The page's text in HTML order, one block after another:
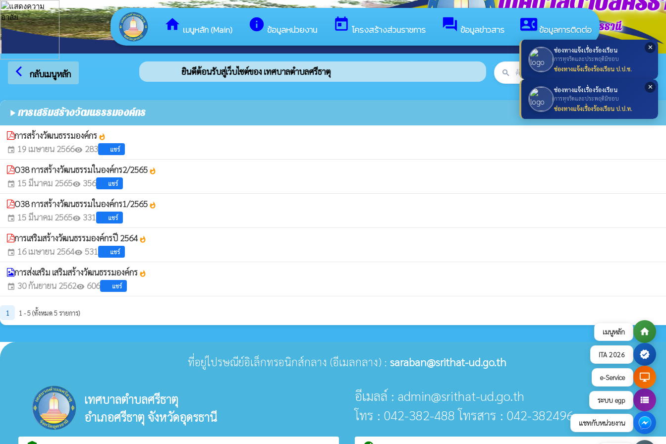
เมนูหลัก home
ITA 2026 verified
e-Service desktop_windows
ระบบ egp view_list
แชทกับหน่วยงาน
✕
ช่องทางแจ้งเรื่องร้องเรียน
การทุจริตและประพฤติมิชอบ
ช่องทางแจ้งเรื่องร้องเรียน ป.ป.ช.
✕
ช่องทางแจ้งเรื่องร้องเรียน
การทุจริตและประพฤติมิชอบ
ช่องทางแจ้งเรื่องร้องเรียน ป.ป.ท.
home เมนูหลัก (Main) info ข้อมูลหน่วยงาน today โครงสร้างส่วนราชการ forum ข้อมูลข่าวสาร contact_phoneข้อมูลการติดต่อ
อำเภอศรีธาตุ จังหวัดอุดรธานี
arrow_back_ios กลับเมนูหลัก ยินดีต้อนรับสู่เว็บไซต์ของ เทศบาลตำบลศรีธาตุ search searchค้นหา
play_arrow การเสริมสร้างวัฒนธรรมองค์กร
การสร้างวัฒนธรรมองค์กร whatshot
event 19 เมษายน 2566visibility 283 แชร์
O38 การสร้างวัฒนธรรมในองค์กร2/2565 whatshot
event 15 มีนาคม 2565visibility 356 แชร์
O38 การสร้างวัฒนธรรมในองค์กร1/2565 whatshot
event 15 มีนาคม 2565visibility 331 แชร์
การเสริมสร้างวัฒนธรรมองค์กรปี 2564 whatshot
event 16 เมษายน 2564visibility 531 แชร์
การส่งเสริม เสริมสร้างวัฒนธรรมองค์กร whatshot
event 30 กันยายน 2562visibility 606 แชร์
1 1 - 5 (ทั้งหมด 5 รายการ)
ที่อยู่ไปรษณีย์อิเล็กทรอนิกส์กลาง (อีเมลกลาง) : saraban@srithat-ud.go.th
เทศบาลตำบลศรีธาตุ
อำเภอศรีธาตุ จังหวัดอุดรธานี
อีเมลล์ : admin@srithat-ud.go.th
โทร : 042-382-488 โทรสาร : 042-382496